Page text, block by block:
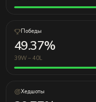
Победы
49.37%
39W – 40L
Хедшоты